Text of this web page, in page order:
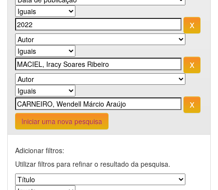
Iniciar uma nova pesquisa
Adicionar filtros:
Utilizar filtros para refinar o resultado da pesquisa.